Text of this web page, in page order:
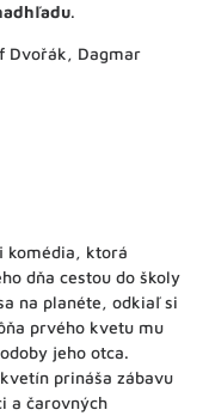
.
Dvořák, Dagmar
komédia, ktorá
dňa cestou do školy
na planéte, odkiaľ si
prvého kvetu mu
jeho otca.
prináša zábavu
a čarovných